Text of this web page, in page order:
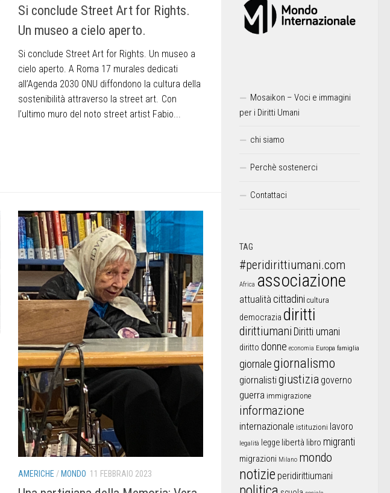
Si conclude Street Art for Rights.
Un museo a cielo aperto.
Si conclude Street Art for Rights. Un museo a
cielo aperto. A Roma 17 murales dedicati
all’Agenda 2030 ONU diffondono la cultura della
sostenibilità attraverso la street art. Con
l’ultimo muro del noto street artist Fabio...
AMERICHE / MONDO 11 FEBBRAIO 2023
Mosaikon – Voci e immagini
per i Diritti Umani
chi siamo
Perchè sostenerci
Contattaci
TAG
#peridirittiumani.com
Africa associazione
attualità cittadini cultura
democrazia diritti
dirittiumani Diritti umani
diritto donne economia Europa famiglia
giornalegiornalismo
giornalistigiustizia governo
guerra immigrazione
informazione
internazionale istituzioni lavoro
legalità legge libertà libro migranti
migrazioni Milano mondo
notizie peridirittiumani